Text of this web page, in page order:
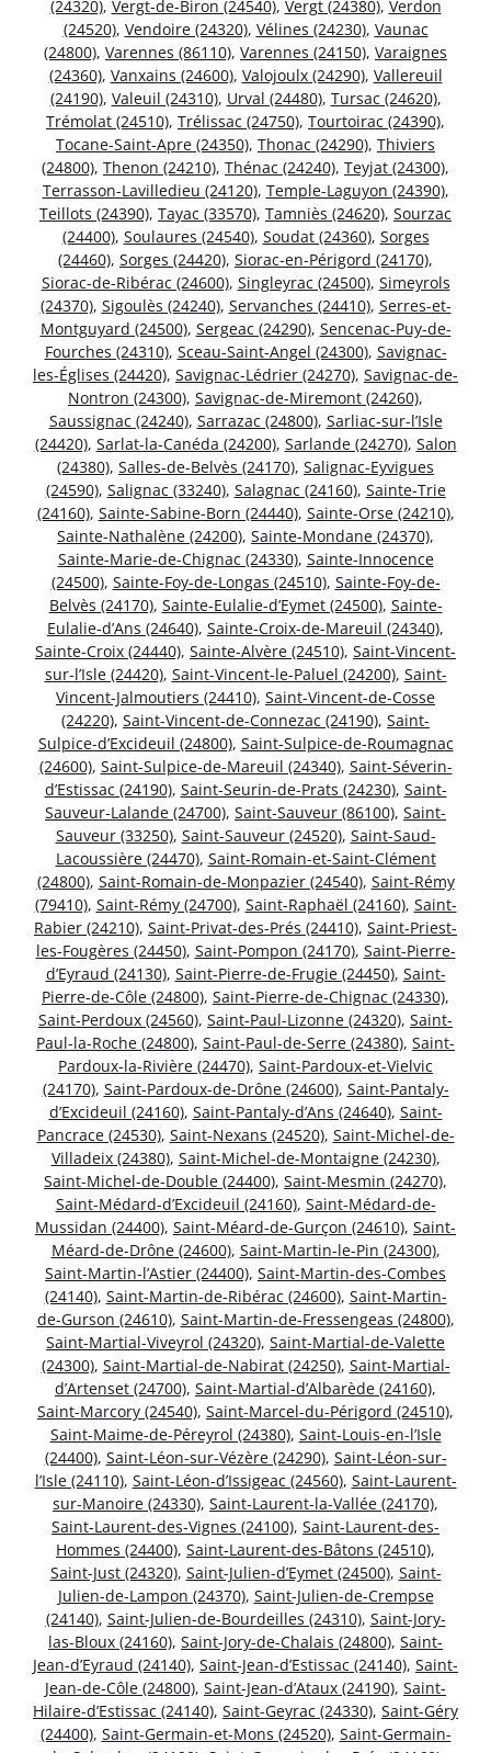
(24320), Vergt-de-Biron (24540), Vergt (24380), Verdon
(24520), Vendoire (24320), Vélines (24230), Vaunac
(24800), Varennes (86110), Varennes (24150), Varaignes
(24360), Vanxains (24600), Valojoulx (24290), Vallereuil
(24190), Valeuil (24310), Urval (24480), Tursac (24620),
Trémolat (24510), Trélissac (24750), Tourtoirac (24390),
Tocane-Saint-Apre (24350), Thonac (24290), Thiviers
(24800), Thenon (24210), Thénac (24240), Teyjat (24300),
Terrasson-Lavilledieu (24120), Temple-Laguyon (24390),
Teillots (24390), Tayac (33570), Tamniès (24620), Sourzac
(24400), Soulaures (24540), Soudat (24360), Sorges
(24460), Sorges (24420), Siorac-en-Périgord (24170),
Siorac-de-Ribérac (24600), Singleyrac (24500), Simeyrols
(24370), Sigoulès (24240), Servanches (24410), Serres-et-
Montguyard (24500), Sergeac (24290), Sencenac-Puy-de-
Fourches (24310), Sceau-Saint-Angel (24300), Savignac-
les-Églises (24420), Savignac-Lédrier (24270), Savignac-de-
Nontron (24300), Savignac-de-Miremont (24260),
Saussignac (24240), Sarrazac (24800), Sarliac-sur-l’Isle
(24420), Sarlat-la-Canéda (24200), Sarlande (24270), Salon
(24380), Salles-de-Belvès (24170), Salignac-Eyvigues
(24590), Salignac (33240), Salagnac (24160), Sainte-Trie
(24160), Sainte-Sabine-Born (24440), Sainte-Orse (24210),
Sainte-Nathalène (24200), Sainte-Mondane (24370),
Sainte-Marie-de-Chignac (24330), Sainte-Innocence
(24500), Sainte-Foy-de-Longas (24510), Sainte-Foy-de-
Belvès (24170), Sainte-Eulalie-d’Eymet (24500), Sainte-
Eulalie-d’Ans (24640), Sainte-Croix-de-Mareuil (24340),
Sainte-Croix (24440), Sainte-Alvère (24510), Saint-Vincent-
sur-l’Isle (24420), Saint-Vincent-le-Paluel (24200), Saint-
Vincent-Jalmoutiers (24410), Saint-Vincent-de-Cosse
(24220), Saint-Vincent-de-Connezac (24190), Saint-
Sulpice-d’Excideuil (24800), Saint-Sulpice-de-Roumagnac
(24600), Saint-Sulpice-de-Mareuil (24340), Saint-Séverin-
d’Estissac (24190), Saint-Seurin-de-Prats (24230), Saint-
Sauveur-Lalande (24700), Saint-Sauveur (86100), Saint-
Sauveur (33250), Saint-Sauveur (24520), Saint-Saud-
Lacoussière (24470), Saint-Romain-et-Saint-Clément
(24800), Saint-Romain-de-Monpazier (24540), Saint-Rémy
(79410), Saint-Rémy (24700), Saint-Raphaël (24160), Saint-
Rabier (24210), Saint-Privat-des-Prés (24410), Saint-Priest-
les-Fougères (24450), Saint-Pompon (24170), Saint-Pierre-
d’Eyraud (24130), Saint-Pierre-de-Frugie (24450), Saint-
Pierre-de-Côle (24800), Saint-Pierre-de-Chignac (24330),
Saint-Perdoux (24560), Saint-Paul-Lizonne (24320), Saint-
Paul-la-Roche (24800), Saint-Paul-de-Serre (24380), Saint-
Pardoux-la-Rivière (24470), Saint-Pardoux-et-Vielvic
(24170), Saint-Pardoux-de-Drône (24600), Saint-Pantaly-
d’Excideuil (24160), Saint-Pantaly-d’Ans (24640), Saint-
Pancrace (24530), Saint-Nexans (24520), Saint-Michel-de-
Villadeix (24380), Saint-Michel-de-Montaigne (24230),
Saint-Michel-de-Double (24400), Saint-Mesmin (24270),
Saint-Médard-d’Excideuil (24160), Saint-Médard-de-
Mussidan (24400), Saint-Méard-de-Gurçon (24610), Saint-
Méard-de-Drône (24600), Saint-Martin-le-Pin (24300),
Saint-Martin-l’Astier (24400), Saint-Martin-des-Combes
(24140), Saint-Martin-de-Ribérac (24600), Saint-Martin-
de-Gurson (24610), Saint-Martin-de-Fressengeas (24800),
Saint-Martial-Viveyrol (24320), Saint-Martial-de-Valette
(24300), Saint-Martial-de-Nabirat (24250), Saint-Martial-
d’Artenset (24700), Saint-Martial-d’Albarède (24160),
Saint-Marcory (24540), Saint-Marcel-du-Périgord (24510),
Saint-Maime-de-Péreyrol (24380), Saint-Louis-en-l’Isle
(24400), Saint-Léon-sur-Vézère (24290), Saint-Léon-sur-
l’Isle (24110), Saint-Léon-d’Issigeac (24560), Saint-Laurent-
sur-Manoire (24330), Saint-Laurent-la-Vallée (24170),
Saint-Laurent-des-Vignes (24100), Saint-Laurent-des-
Hommes (24400), Saint-Laurent-des-Bâtons (24510),
Saint-Just (24320), Saint-Julien-d’Eymet (24500), Saint-
Julien-de-Lampon (24370), Saint-Julien-de-Crempse
(24140), Saint-Julien-de-Bourdeilles (24310), Saint-Jory-
las-Bloux (24160), Saint-Jory-de-Chalais (24800), Saint-
Jean-d’Eyraud (24140), Saint-Jean-d’Estissac (24140), Saint-
Jean-de-Côle (24800), Saint-Jean-d’Ataux (24190), Saint-
Hilaire-d’Estissac (24140), Saint-Geyrac (24330), Saint-Géry
(24400), Saint-Germain-et-Mons (24520), Saint-Germain-